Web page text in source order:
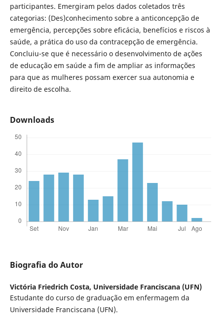
participantes. Emergiram pelos dados coletados três
categorias: (Des)conhecimento sobre a anticoncepção de
emergência, percepções sobre eficácia, benefícios e riscos à
saúde, a prática do uso da contracepção de emergência.
Concluiu-se que é necessário o desenvolvimento de ações
de educação em saúde a fim de ampliar as informações
para que as mulheres possam exercer sua autonomia e
direito de escolha.
Downloads
Biografia do Autor
Victória Friedrich Costa, Universidade Franciscana (UFN)
Estudante do curso de graduação em enfermagem da
Universidade Franciscana (UFN).